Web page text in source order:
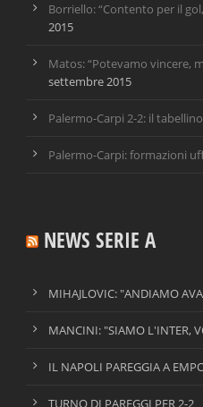
Borriello: “Contento per il gol,
2015
Matos: “Potevamo vincere,
settembre 2015
Palermo-Carpi 2-2: il tabellino
Palermo-Carpi: formazioni
NEWS SERIE A
MIHAJLOVIC: "ANDIAMO
MANCINI: "SIAMO L'INTER,
IL NAPOLI PAREGGIA A
TURNO DI PAREGGI PER 2-2